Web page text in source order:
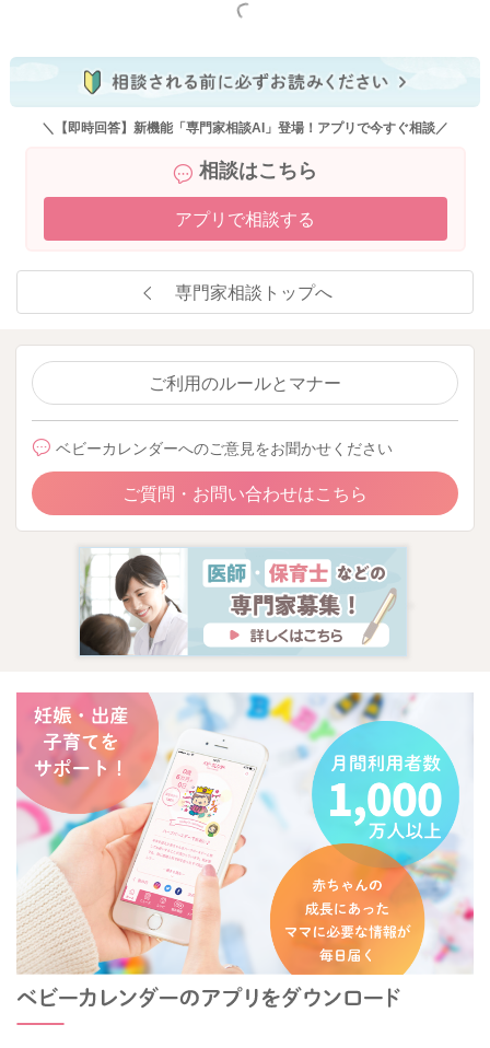
すくなります。
ベーションが上がりますので長くできるようになります。
泣き出したら、また声をかけてゴロンと仰向けに戻してあげて
ください。
れません。
そうするとリラックスが促されるようになりますので、寝つき
よかったら参考になさってみてください。
どうぞよろしくお願いします。
2025/7/31 21:45
もっと見る
＼【即時回答】新機能「専門家相談AI」登場！アプリで今すぐ相談／
相談はこちら
アプリで相談する
専門家相談トップへ
ご利用のルールとマナー
ベビーカレンダーへのご意見をお聞かせください
ご質問・お問い合わせはこちら